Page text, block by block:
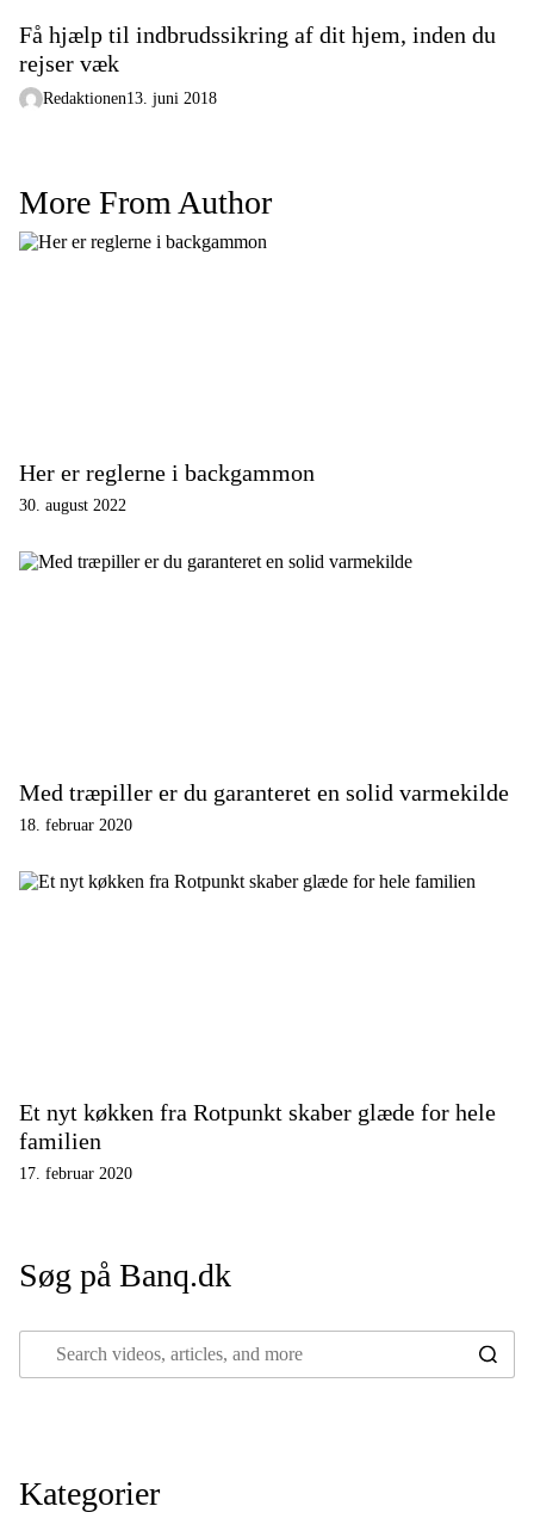
Få hjælp til indbrudssikring af dit hjem, inden du
rejser væk
Redaktionen13. juni 2018
More From Author
Her er reglerne i backgammon
30. august 2022
Med træpiller er du garanteret en solid varmekilde
18. februar 2020
Et nyt køkken fra Rotpunkt skaber glæde for hele
familien
17. februar 2020
Søg på Banq.dk
Kategorier